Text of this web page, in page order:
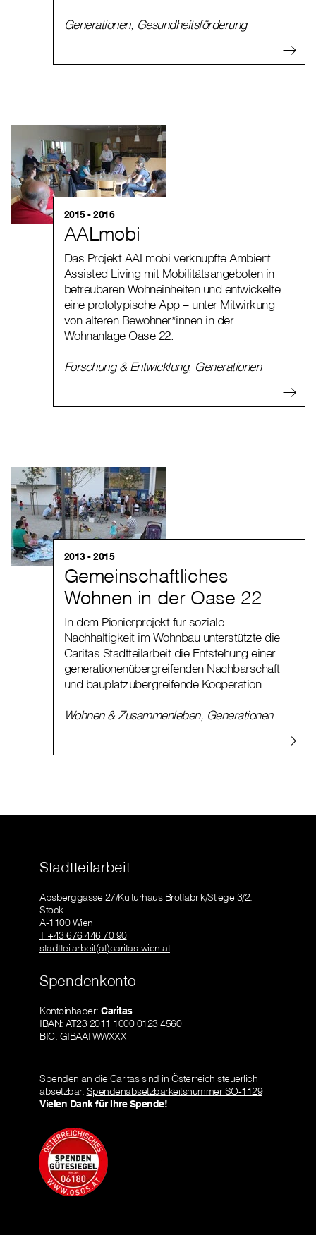
Generationen, Gesundheitsförderung
2015 - 2016
AALmobi
Das Projekt AALmobi verknüpfte Ambient
Assisted Living mit Mobilitätsangeboten in
betreubaren Wohneinheiten und entwickelte
eine prototypische App – unter Mitwirkung
von älteren Bewohner*innen in der
Wohnanlage Oase 22.
Forschung & Entwicklung, Generationen
2013 - 2015
Gemeinschaftliches
Wohnen in der Oase 22
In dem Pionierprojekt für soziale
Nachhaltigkeit im Wohnbau unterstützte die
Caritas Stadtteilarbeit die Entstehung einer
generationenübergreifenden Nachbarschaft
und bauplatzübergreifende Kooperation.
Wohnen & Zusammenleben, Generationen
Stadtteilarbeit
Absberggasse 27/Kulturhaus Brotfabrik/Stiege 3/2.
Stock
A-1100 Wien
T +43 676 446 70 90
stadtteilarbeit(at)caritas-wien.at
Spendenkonto
Kontoinhaber: Caritas
IBAN: AT23 2011 1000 0123 4560
BIC: GIBAATWWXXX
Spenden an die Caritas sind in Österreich steuerlich
absetzbar. Spendenabsetzbarkeitsnummer SO-1129
Vielen Dank für Ihre Spende!